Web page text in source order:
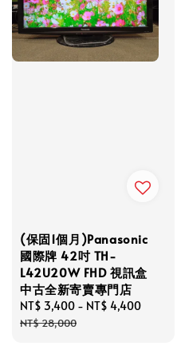
(保固1個月)Panasonic
國際牌 42吋 TH-
L42U20W FHD 視訊盒
中古全新寄賣專門店
Sale
price
NT$ 3,400 - NT$ 4,400
NT$ 28,000